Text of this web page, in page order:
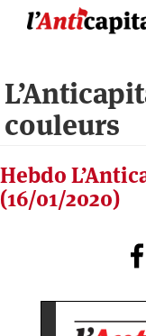
couleurs
Hebdo
(16/01/2020)